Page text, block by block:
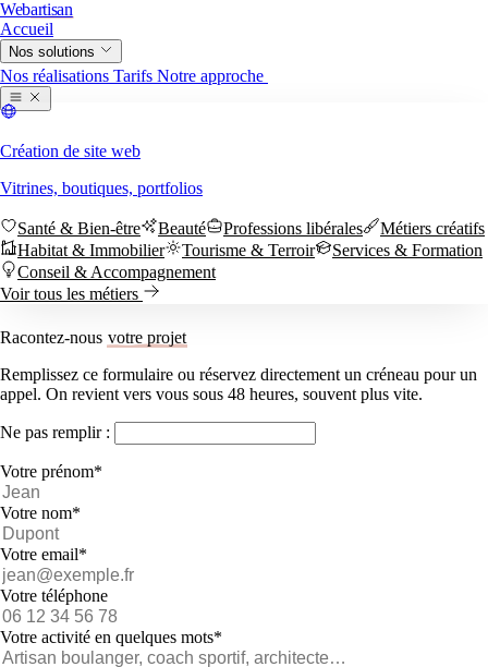
Webartisan
Accueil
Nos solutions
Nos réalisations Tarifs Notre approche
Création de site web
Vitrines, boutiques, portfolios
Santé & Bien-être Beauté Professions libérales
Métiers créatifs
Habitat & Immobilier
Tourisme & Terroir
Services & Formation
Conseil & Accompagnement
Voir tous les métiers
Par métier
Santé & Bien-être Beauté Professions libérales
Métiers créatifs
Habitat & Immobilier
Tourisme & Terroir
Services & Formation
Nos réalisationsTarifsNotre approche Nous contacter
Racontez-nous votre projet
Remplissez ce formulaire ou réservez directement un créneau pour un
appel. On revient vers vous sous 48 heures, souvent plus vite.
Ne pas remplir :
Votre prénom*
Votre nom*
Votre email*
Votre téléphone
Votre activité en quelques mots*